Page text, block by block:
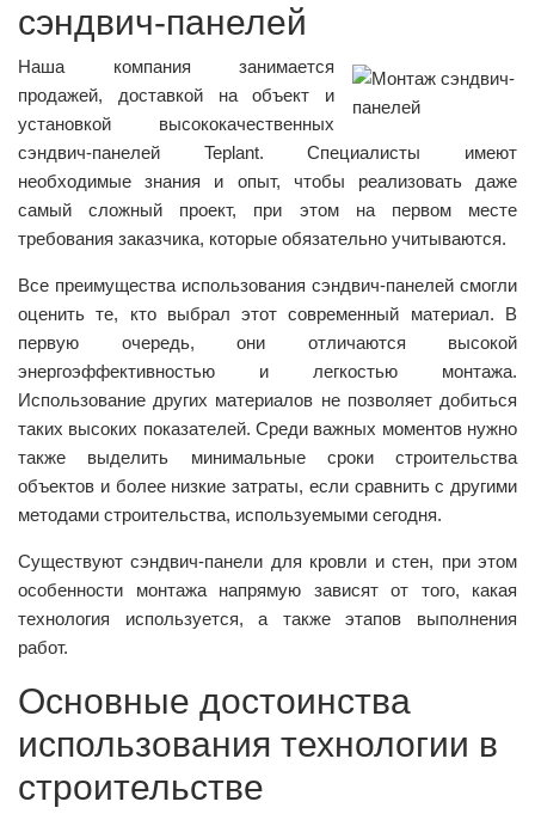
сэндвич-панелей
Наша компания занимается
продажей, доставкой на объект и
установкой высококачественных
сэндвич-панелей Teplant. Специалисты имеют
необходимые знания и опыт, чтобы реализовать даже
самый сложный проект, при этом на первом месте
требования заказчика, которые обязательно учитываются.
Все преимущества использования сэндвич-панелей смогли
оценить те, кто выбрал этот современный материал. В
первую очередь, они отличаются высокой
энергоэффективностью и легкостью монтажа.
Использование других материалов не позволяет добиться
таких высоких показателей. Среди важных моментов нужно
также выделить минимальные сроки строительства
объектов и более низкие затраты, если сравнить с другими
методами строительства, используемыми сегодня.
Существуют сэндвич-панели для кровли и стен, при этом
особенности монтажа напрямую зависят от того, какая
технология используется, а также этапов выполнения
работ.
Основные достоинства
использования технологии в
строительстве